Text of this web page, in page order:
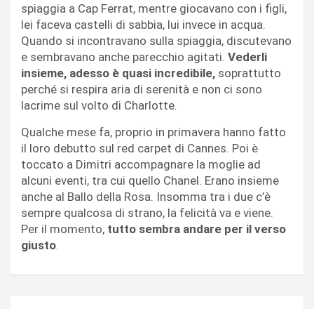
spiaggia a Cap Ferrat, mentre giocavano con i figli,
lei faceva castelli di sabbia, lui invece in acqua.
Quando si incontravano sulla spiaggia, discutevano
e sembravano anche parecchio agitati. Vederli
insieme, adesso è quasi incredibile, soprattutto
perché si respira aria di serenità e non ci sono
lacrime sul volto di Charlotte.
Qualche mese fa, proprio in primavera hanno fatto
il loro debutto sul red carpet di Cannes. Poi è
toccato a Dimitri accompagnare la moglie ad
alcuni eventi, tra cui quello Chanel. Erano insieme
anche al Ballo della Rosa. Insomma tra i due c’è
sempre qualcosa di strano, la felicità va e viene.
Per il momento, tutto sembra andare per il verso
giusto.